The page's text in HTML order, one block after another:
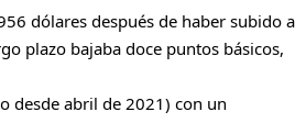
dólares después de haber subido a
plazo bajaba doce puntos básicos,
desde abril de 2021) con un